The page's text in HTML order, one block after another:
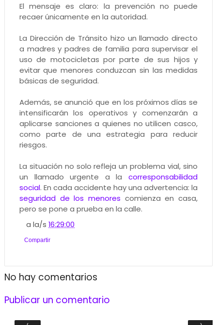
El mensaje es claro: la prevención no puede
recaer únicamente en la autoridad.
La Dirección de Tránsito hizo un llamado directo
a madres y padres de familia para supervisar el
uso de motocicletas por parte de sus hijos y
evitar que menores conduzcan sin las medidas
básicas de seguridad.
Además, se anunció que en los próximos días se
intensificarán los operativos y comenzarán a
aplicarse sanciones a quienes no utilicen casco,
como parte de una estrategia para reducir
riesgos.
La situación no solo refleja un problema vial, sino
un llamado urgente a lacorresponsabilidad
social. En cada accidente hay una advertencia: la
seguridad de los menores comienza en casa,
pero se pone a prueba en la calle.
a la/s16:29:00
Compartir
No hay comentarios
Publicar un comentario